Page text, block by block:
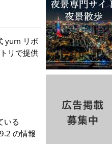
yum リポ
リで提供
いる
の情報